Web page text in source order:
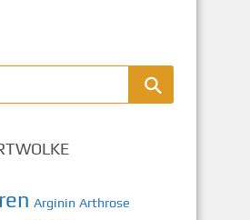
Arginin Arthrose